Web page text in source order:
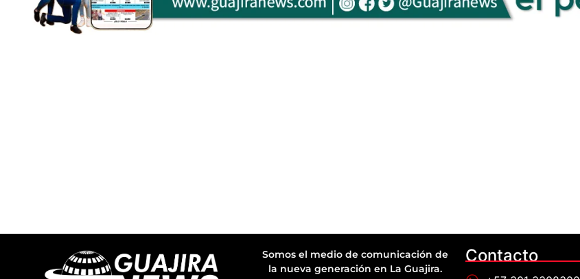
Somos el medio de comunicación de
la nueva generación en La Guajira.
Contacto